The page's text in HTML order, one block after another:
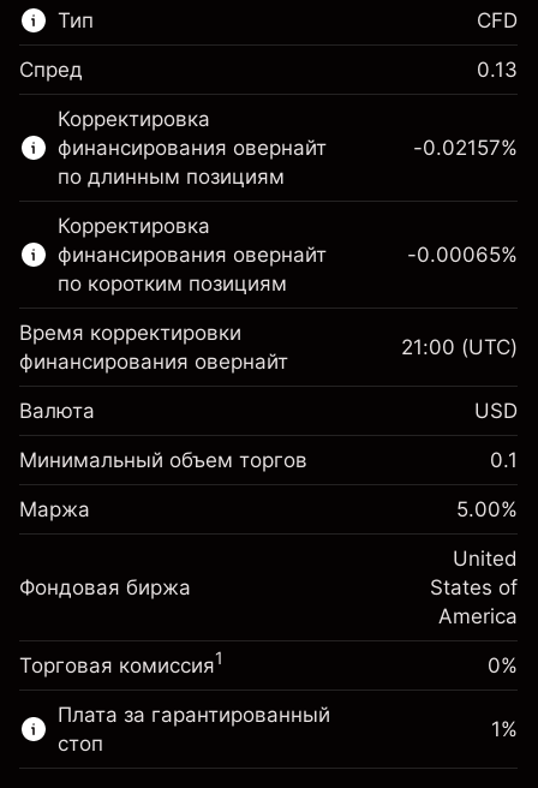
Тип
Этот финансовый рынок доступен для
торговли CFD.
Подробнее о:
CFD
CFD
Спред 0.13
Корректировка
финансирования овернайт
по длинным позициям
Маржа. Ваши
инвестиции
$1,000.00
Корректировка за
овернайт
Сборы рассчитываются от
полной стоимости позиции
%
(-$4.31)
~$20,000.00
$19,000.00
-0.02157%
Корректировка
финансирования овернайт
по коротким позициям
Маржа. Ваши
инвестиции
$1,000.00
овернайт
полной стоимости позиции
-0.000654
%
(-$0.13)
Размер сделки с левереджем
~$20,000.00
Средства от левереджа ~ $
-0.00065%
Время корректировки
финансирования овернайт
21:00 (UTC)
Валюта USD
Минимальный объем торгов 0.1
Маржа 5.00%
Фондовая биржа
United
States of
America
Торговая комиссия1 0%
Плата за гарантированный
стоп
1%